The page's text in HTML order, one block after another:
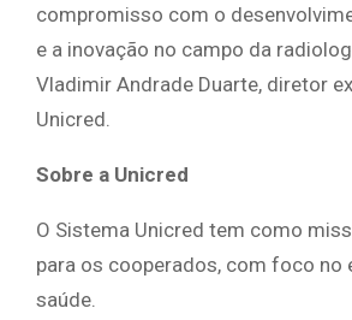
compromisso com o
e a inovação no campo da
Vladimir Andrade Duarte, diretor
Unicred.
Sobre a Unicred
O Sistema Unicred tem como
para os cooperados, com foco no
saúde.